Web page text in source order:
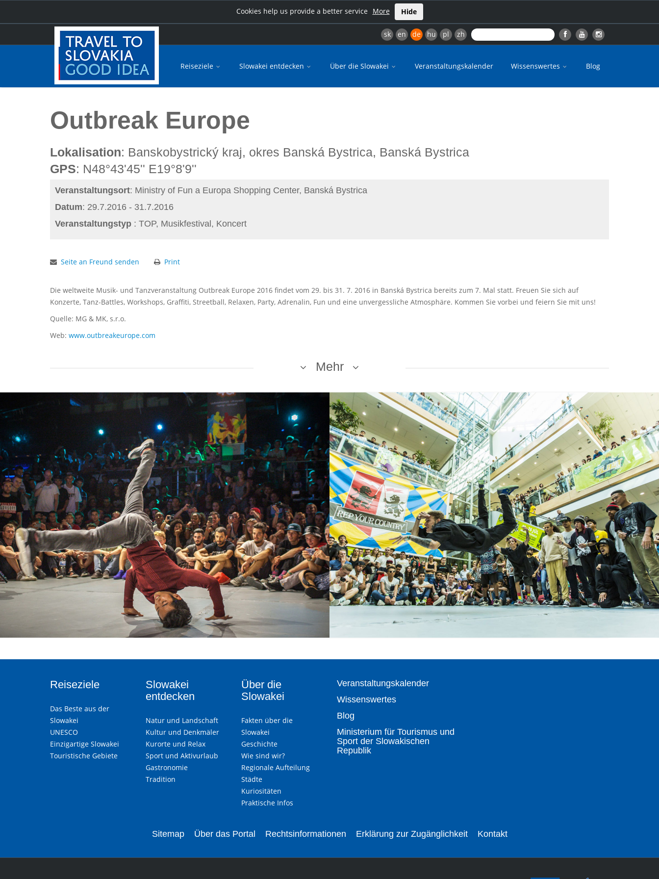
Cookies help us provide a better service More Hide
sk en de hu pl zh
Reiseziele Slowakei entdecken Über die Slowakei Veranstaltungskalender Wissenswertes Blog
Hauptseite Outbreak Europe
Outbreak Europe
Lokalisation: Banskobystrický kraj, okres Banská Bystrica, Banská Bystrica
GPS: N48°43'45'' E19°8'9''
Veranstaltungsort: Ministry of Fun a Europa Shopping Center, Banská Bystrica
Datum: 29.7.2016 - 31.7.2016
Veranstaltungstyp : TOP, Musikfestival, Koncert
Seite an Freund senden Print
Die weltweite Musik- und Tanzveranstaltung Outbreak Europe 2016 findet vom 29. bis 31. 7. 2016 in Banská Bystrica bereits zum 7. Mal statt. Freuen Sie sich auf
Konzerte, Tanz-Battles, Workshops, Graffiti, Streetball, Relaxen, Party, Adrenalin, Fun und eine unvergessliche Atmosphäre. Kommen Sie vorbei und feiern Sie mit uns!
Quelle: MG & MK, s.r.o.
Web: www.outbreakeurope.com
Mehr
Reiseziele
Das Beste aus der
Slowakei
UNESCO
Einzigartige Slowakei
Touristische Gebiete
Slowakei
entdecken
Natur und Landschaft
Kultur und Denkmäler
Kurorte und Relax
Sport und Aktivurlaub
Gastronomie
Tradition
Über die
Slowakei
Fakten über die
Slowakei
Geschichte
Wie sind wir?
Regionale Aufteilung
Städte
Kuriositäten
Praktische Infos
Veranstaltungskalender
Wissenswertes
Blog
Ministerium für Tourismus und
Sport der Slowakischen
Republik
Sitemap Über das Portal Rechtsinformationen Erklärung zur Zugänglichkeit Kontakt